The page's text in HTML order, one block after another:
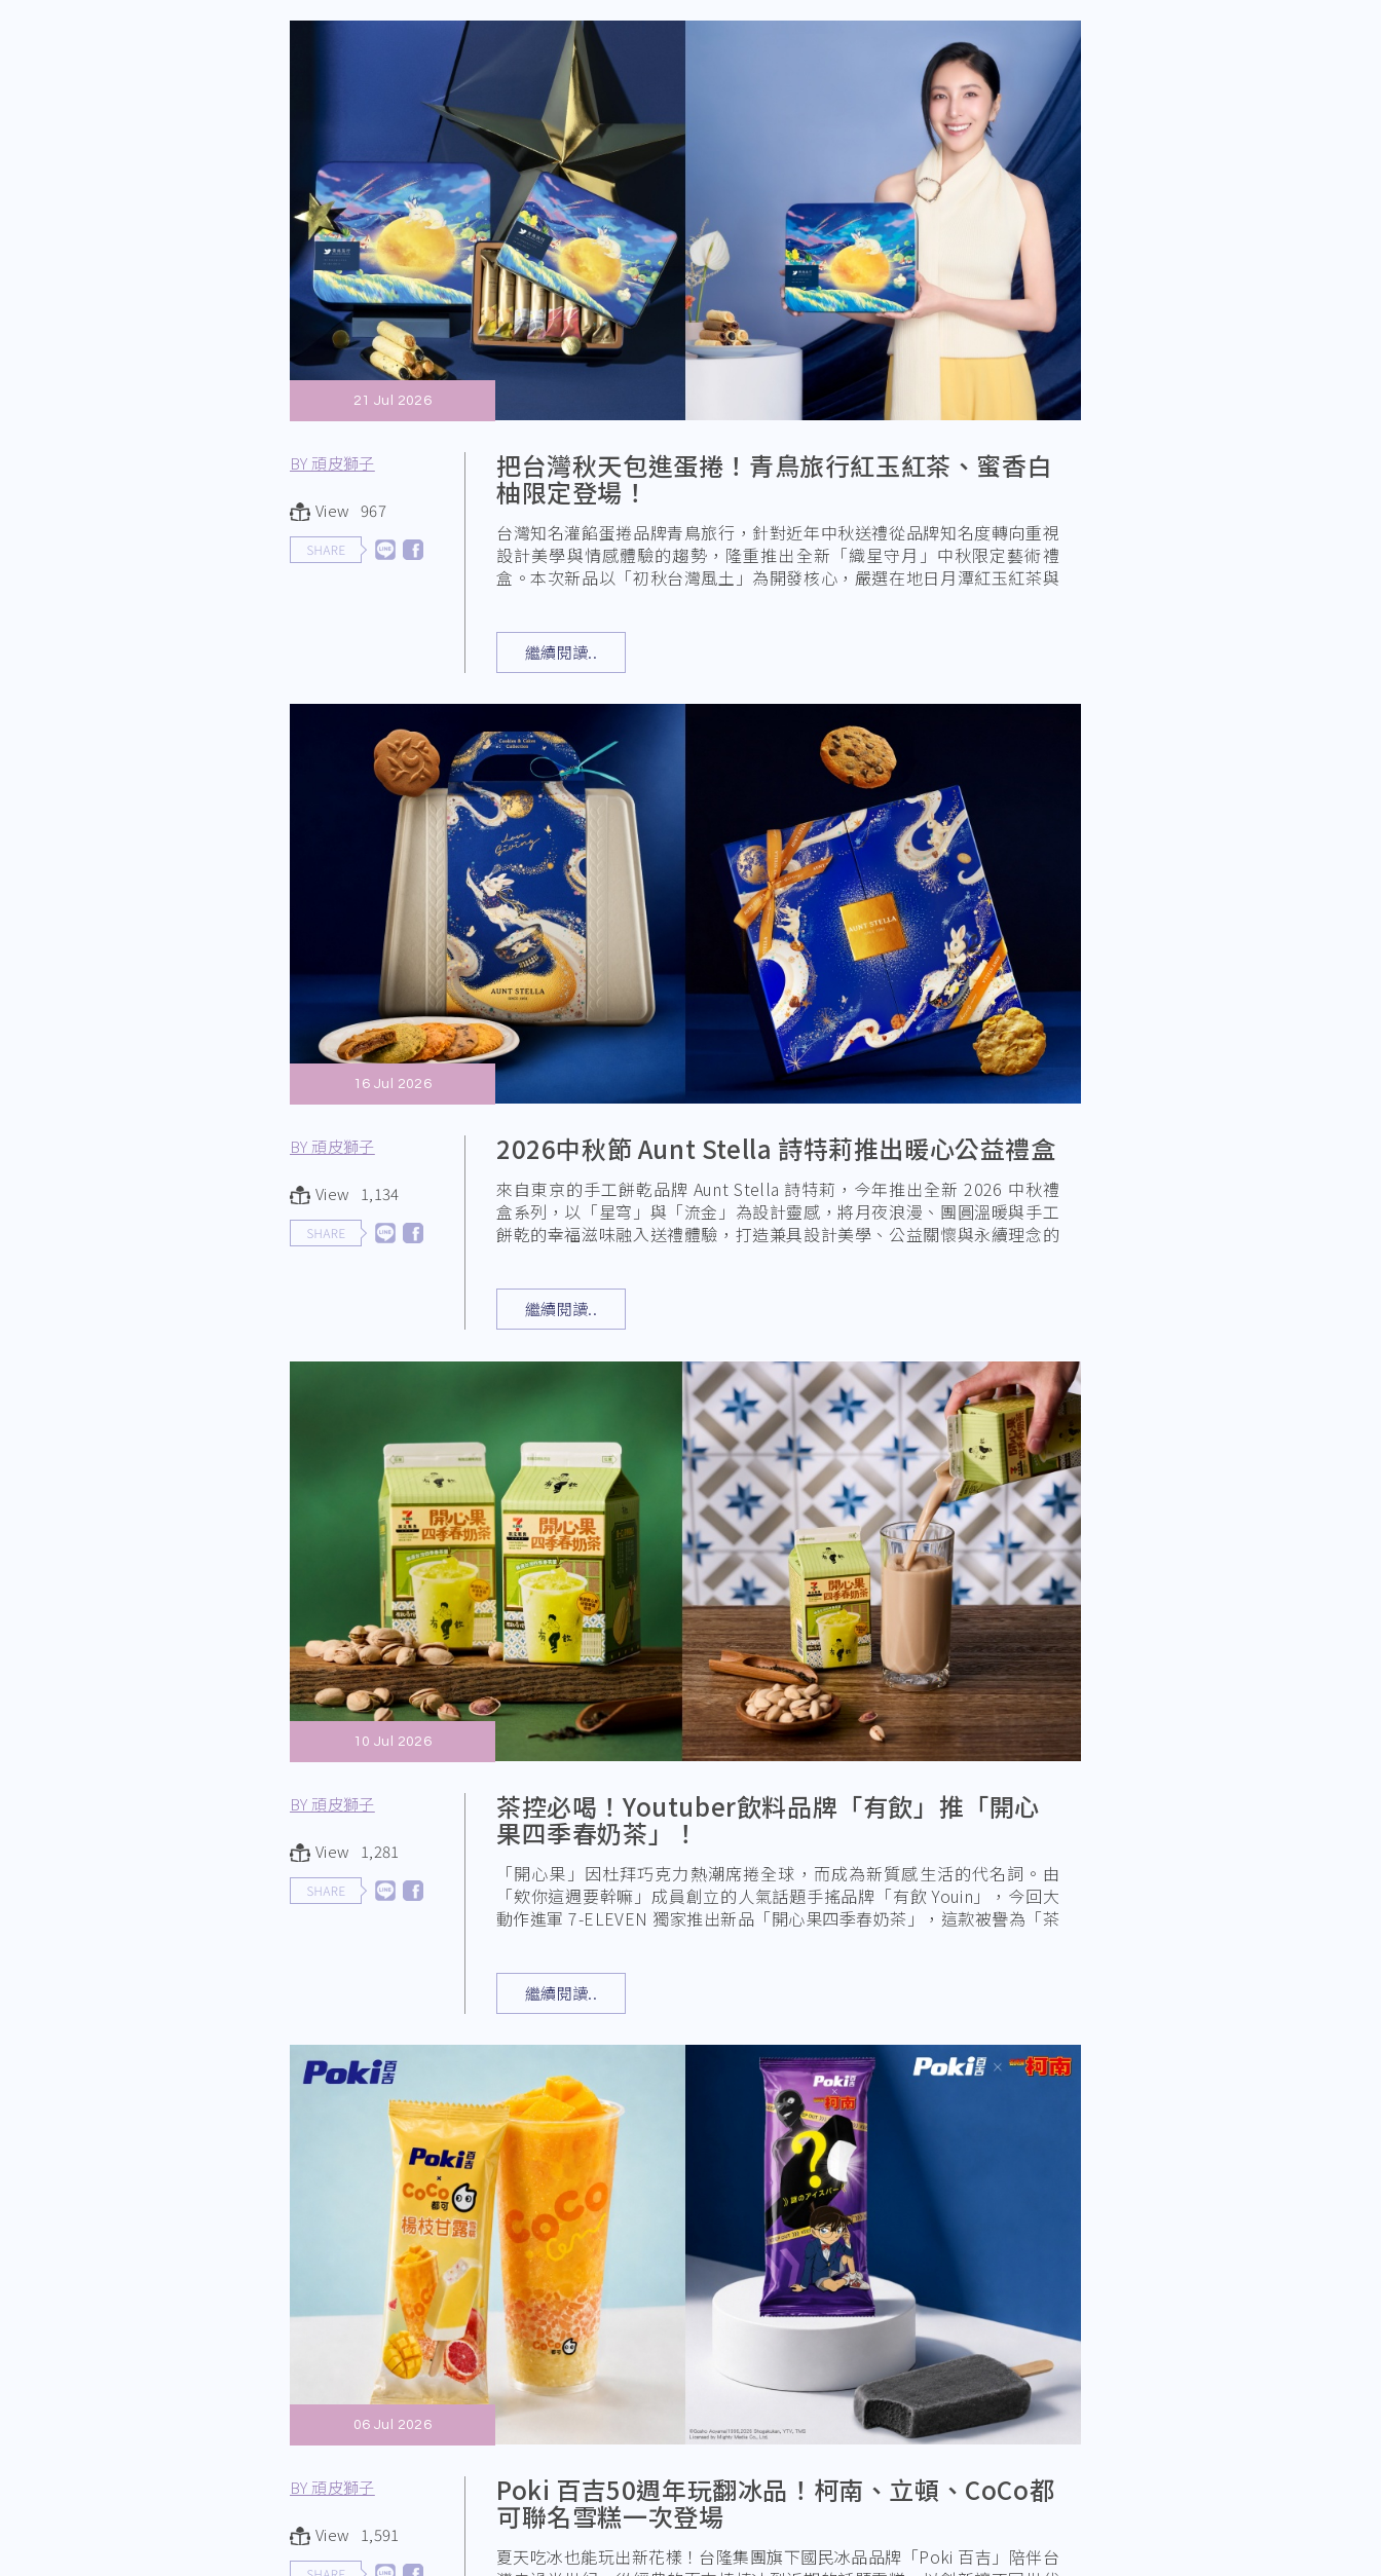
21 Jul 2026
BY 頑皮獅子
View 967
把台灣秋天包進蛋捲！青鳥旅行紅玉紅茶、蜜香白
柚限定登場！
台灣知名灌餡蛋捲品牌青鳥旅行，針對近年中秋送禮從品牌知名度轉向重視
設計美學與情感體驗的趨勢，隆重推出全新「織星守月」中秋限定藝術禮
盒。本次新品以「初秋台灣風土」為開發核心，嚴選在地日月潭紅玉紅茶與
繼續閱讀..
16 Jul 2026
BY 頑皮獅子
View 1,134
2026中秋節 Aunt Stella 詩特莉推出暖心公益禮盒
來自東京的手工餅乾品牌 Aunt Stella 詩特莉，今年推出全新 2026 中秋禮
盒系列，以「星穹」與「流金」為設計靈感，將月夜浪漫、團圓溫暖與手工
餅乾的幸福滋味融入送禮體驗，打造兼具設計美學、公益關懷與永續理念的
繼續閱讀..
10 Jul 2026
BY 頑皮獅子
View 1,281
茶控必喝！Youtuber飲料品牌「有飲」推「開心
果四季春奶茶」！
「開心果」因杜拜巧克力熱潮席捲全球，而成為新質感生活的代名詞。由
「欸你這週要幹嘛」成員創立的人氣話題手搖品牌「有飲 Youin」，今回大
動作進軍 7-ELEVEN 獨家推出新品「開心果四季春奶茶」，這款被譽為「茶
繼續閱讀..
06 Jul 2026
BY 頑皮獅子
View 1,591
Poki 百吉50週年玩翻冰品！柯南、立頓、CoCo都
可聯名雪糕一次登場
夏天吃冰也能玩出新花樣！台隆集團旗下國民冰品品牌「Poki 百吉」陪伴台